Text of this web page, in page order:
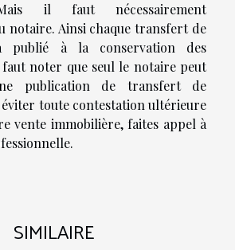
il faut nécessairement
notaire. Ainsi chaque transfert de
publié à la conservation des
noter que seul le notaire peut
publication de transfert de
toute contestation ultérieure
vente immobilière, faites appel à
SIMILAIRE